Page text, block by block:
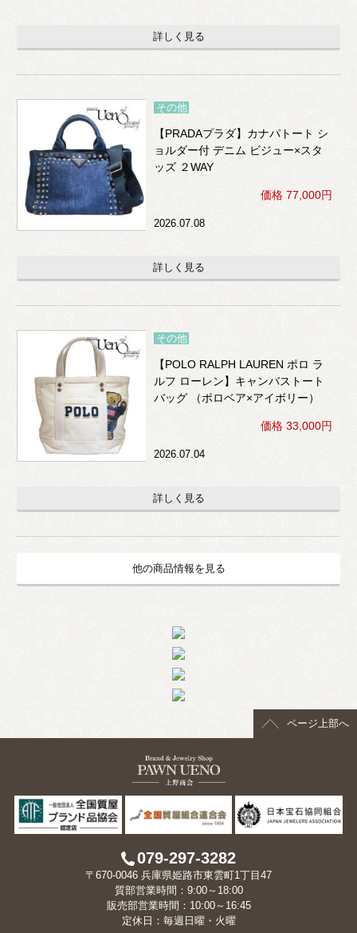
詳しく見る
その他
【PRADAプラダ】カナパトート シ
ョルダー付 デニム ビジュー×スタ
ッズ ２WAY
価格 77,000円
2026.07.08
詳しく見る
その他
【POLO RALPH LAUREN ポロ ラ
ルフ ローレン】キャンバストート
バッグ （ポロベア×アイボリー）
価格 33,000円
2026.07.04
詳しく見る
他の商品情報を見る
ページ上部へ
079-297-3282
〒670-0046 兵庫県姫路市東雲町1丁目47
質部営業時間：9:00～18:00
販売部営業時間：10:00～16:45
定休日：毎週日曜・火曜